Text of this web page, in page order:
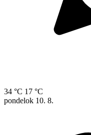
34 °C 17 °C
pondelok 10. 8.